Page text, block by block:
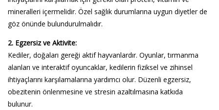
mineralleri içermelidir. Özel sağlık durumlarına uygun diyetler de
göz önünde bulundurulmalıdır.
2. Egzersiz ve Aktivite:
Kediler, doğaları gereği aktif hayvanlardır. Oyunlar, tırmanma
alanları ve interaktif oyuncaklar, kedilerin fiziksel ve zihinsel
ihtiyaçlarını karşılamalarına yardımcı olur. Düzenli egzersiz,
obezitenin önlenmesine ve stresin azaltılmasına katkıda
bulunur.